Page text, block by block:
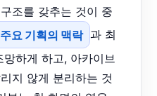
조를 갖추는 것이 중
주요 기획의 맥락 과 최
하게 하고, 아카이브
지 않게 분리하는 것